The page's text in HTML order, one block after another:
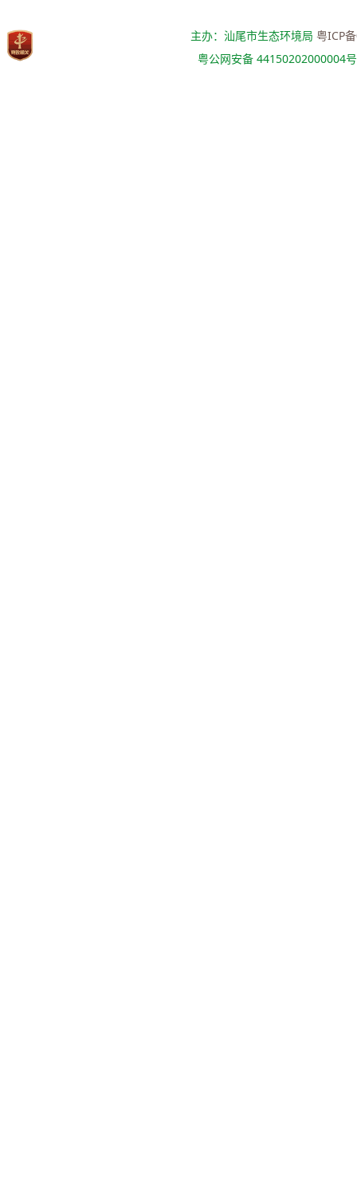
主办：汕尾市生态环境局粤ICP
粤公网安备 44150202000004号